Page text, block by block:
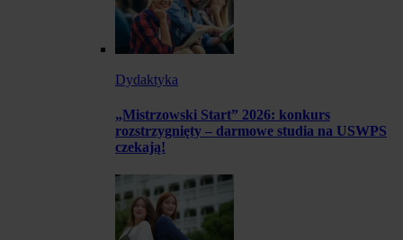
Dydaktyka
„Mistrzowski Start” 2026: konkurs
rozstrzygnięty – darmowe studia na USWPS
czekają!